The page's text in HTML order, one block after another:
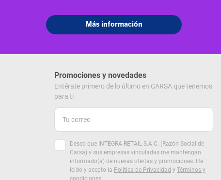
Promociones y novedades
Entérate primero de lo último en CARSA que tenemos
para ti
Deseo que INTEGRA RETAIL S.A.C. (Razón Social de
Carsa) y sus empresas vinculadas me mantengan
informado(a) de nuevas ofertas y promociones. He
leído y acepto la Política de Privacidad y Términos y